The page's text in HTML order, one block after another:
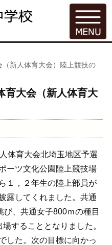
新人体育大会）陸上競技の
育大会（新人体育大
体育大会北埼玉地区予選
ーツ文化公園陸上競技場
１，２年生の陸上部員が
露してくれました。共通
、共通女子800ｍの種目
することとなりました。
した。次の目標に向かっ